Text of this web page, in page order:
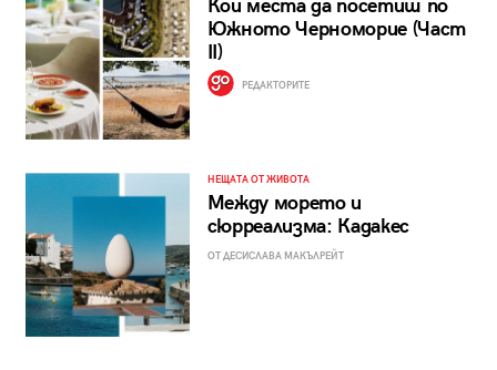
Кои места да посетиш по
Южното Черноморие (Част
II)
РЕДАКТОРИТЕ
НЕЩАТА ОТ ЖИВОТА
Между морето и
сюрреализма: Кадакес
ОТ ДЕСИСЛАВА МАКЪЛРЕЙТ